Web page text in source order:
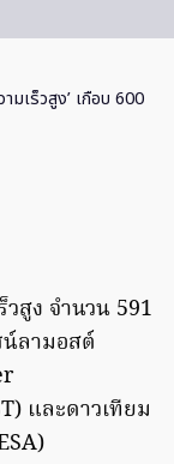
มเร็วสูง’ เกือบ 600
สูง จำนวน 591
ลามอสต์
และดาวเทียม